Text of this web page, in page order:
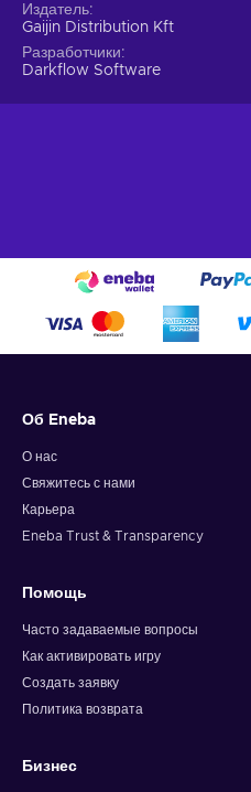
Издатель
Gaijin Distribution Kft
Разработчики
Darkflow Software
Об Eneba
О нас
Свяжитесь с нами
Карьера
Eneba Trust & Transparency
Помощь
Часто задаваемые вопросы
Как активировать игру
Создать заявку
Политика возврата
Бизнес